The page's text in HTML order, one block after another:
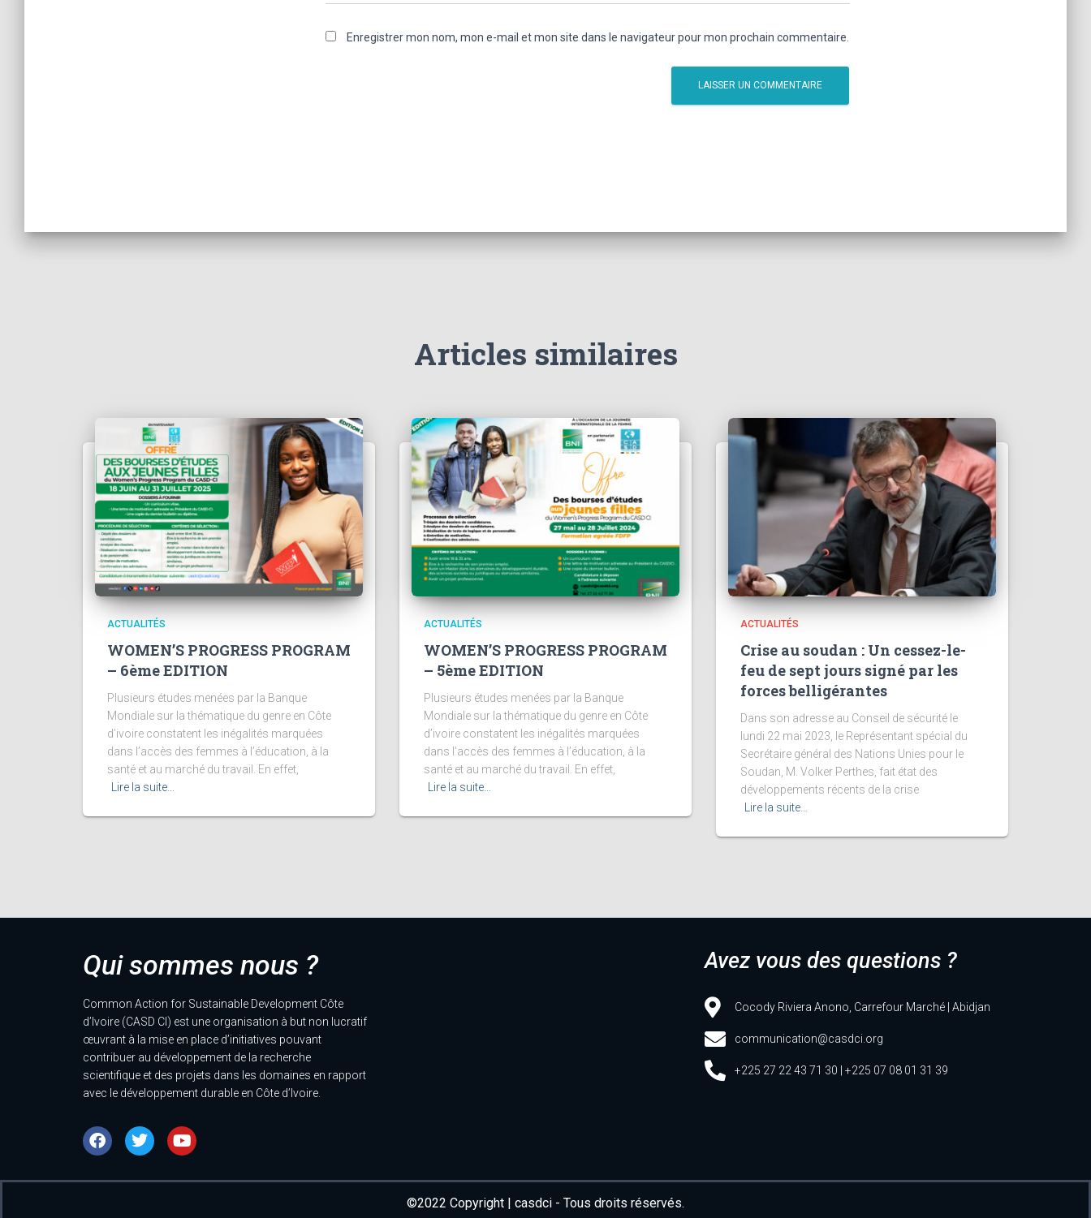
Enregistrer mon nom, mon e-mail et mon site dans le navigateur pour mon prochain commentaire.
Articles similaires
ACTUALITÉS
WOMEN’S PROGRESS PROGRAM
– 6ème EDITION
Plusieurs études menées par la Banque
Mondiale sur la thématique du genre en Côte
d’ivoire constatent les inégalités marquées
dans l’accès des femmes à l’éducation, à la
santé et au marché du travail. En effet,
Lire la suite…
ACTUALITÉS
WOMEN’S PROGRESS PROGRAM
– 5ème EDITION
Plusieurs études menées par la Banque
Mondiale sur la thématique du genre en Côte
d’ivoire constatent les inégalités marquées
dans l’accès des femmes à l’éducation, à la
santé et au marché du travail. En effet,
Lire la suite…
ACTUALITÉS
Crise au soudan : Un cessez-le-
feu de sept jours signé par les
forces belligérantes
Dans son adresse au Conseil de sécurité le
lundi 22 mai 2023, le Représentant spécial du
Secrétaire général des Nations Unies pour le
Soudan, M. Volker Perthes, fait état des
développements récents de la crise
Lire la suite…
Qui sommes nous ?
Common Action for Sustainable Development Côte
d’Ivoire (CASD CI) est une organisation à but non lucratif
œuvrant à la mise en place d’initiatives pouvant
contribuer au développement de la recherche
scientifique et des projets dans les domaines en rapport
avec le développement durable en Côte d’Ivoire.
Avez vous des questions ?
Cocody Riviera Anono, Carrefour Marché | Abidjan
communication@casdci.org
+225 27 22 43 71 30 | +225 07 08 01 31 39
©2022 Copyright | casdci - Tous droits réservés.